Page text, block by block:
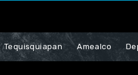
Tequisquiapan Amealco